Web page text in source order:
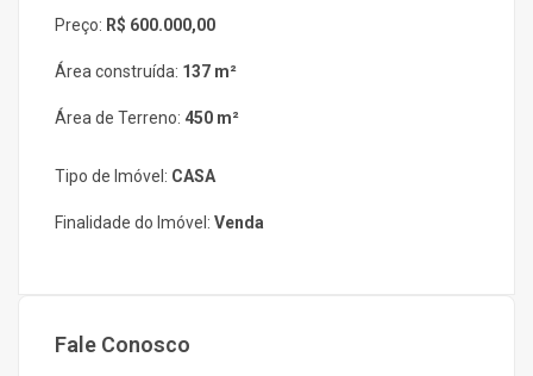
Preço: R$ 600.000,00
Área construída: 137 m²
Área de Terreno: 450 m²
Tipo de Imóvel: CASA
Finalidade do Imóvel: Venda
Fale Conosco